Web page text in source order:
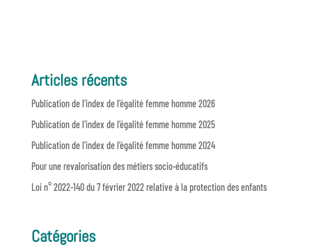
Articles récents
Publication de l’index de l’égalité femme homme 2026
Publication de l’index de l’égalité femme homme 2025
Publication de l’index de l’égalité femme homme 2024
Pour une revalorisation des métiers socio-éducatifs
Loi n° 2022-140 du 7 février 2022 relative à la protection des enfants
Catégories